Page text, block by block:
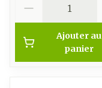
Ajouter au
panier